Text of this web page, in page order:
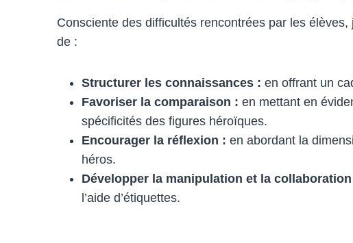
Consciente des difficultés rencontrées par les
de :
Structurer les connaissances : en offrant un
Favoriser la comparaison : en mettant en
spécificités des figures héroïques.
Encourager la réflexion : en abordant la
héros.
Développer la manipulation et la
l’aide d’étiquettes.